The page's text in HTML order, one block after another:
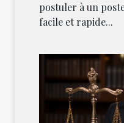
postuler à un
facile et rapide...